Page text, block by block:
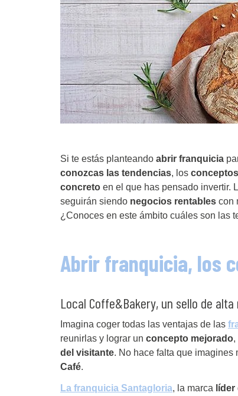
Si te estás planteando abrir franquicia
conozcas las tendencias, los
concreto en el que has pensado invertir.
seguirán siendo negocios rentables con
¿Conoces en este ámbito cuáles son las
Abrir franquicia, los
Local Coffe&Bakery, un sello de
Imagina coger todas las ventajas de las
reunirlas y lograr un concepto mejorado,
del visitante. No hace falta que imagines
Café.
La franquicia Santagloria, la marca